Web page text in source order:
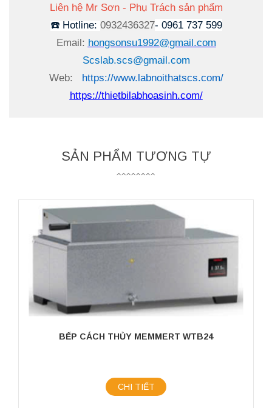
Liên hệ Mr Sơn - Phụ Trách sản phẩm
☎️ Hotline: 0932436327- 0961 737 599
Email: hongsonsu1992@gmail.com
Scslab.scs@gmail.com
Web: https://www.labnoithatscs.com/
https://thietbilabhoasinh.com/
SẢN PHẨM TƯƠNG TỰ
BẾP CÁCH THỦY MEMMERT WTB24
CHI TIẾT